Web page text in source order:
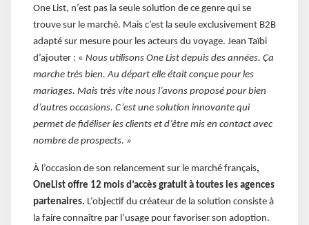
One List, n’est pas la seule solution de ce genre qui se
trouve sur le marché. Mais c’est la seule exclusivement B2B
adapté sur mesure pour les acteurs du voyage. Jean Taïbi
d’ajouter : « Nous utilisons One List depuis des années. Ça
marche très bien. Au départ elle était conçue pour les
mariages. Mais très vite nous l’avons proposé pour bien
d’autres occasions. C’est une solution innovante qui
permet de fidéliser les clients et d’être mis en contact avec
nombre de prospects. »
À l’occasion de son relancement sur le marché français,
OneList offre 12 mois d’accès gratuit à toutes les agences
partenaires. L’objectif du créateur de la solution consiste à
la faire connaître par l’usage pour favoriser son adoption.